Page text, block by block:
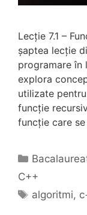
Lecție 7.1 –
șaptea lecție
programare în
explora
utilizate
funcție
funcție care
Categories
C++
Tags
algoritmi,